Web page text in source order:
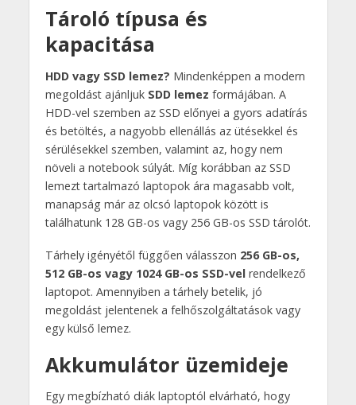
Tároló típusa és
kapacitása
HDD vagy SSD lemez? Mindenképpen a modern
megoldást ajánljuk SDD lemez formájában. A
HDD-vel szemben az SSD előnyei a gyors adatírás
és betöltés, a nagyobb ellenállás az ütésekkel és
sérülésekkel szemben, valamint az, hogy nem
növeli a notebook súlyát. Míg korábban az SSD
lemezt tartalmazó laptopok ára magasabb volt,
manapság már az olcsó laptopok között is
találhatunk 128 GB-os vagy 256 GB-os SSD tárolót.
Tárhely igényétől függően válasszon 256 GB-os,
512 GB-os vagy 1024 GB-os SSD-velrendelkező
laptopot. Amennyiben a tárhely betelik, jó
megoldást jelentenek a felhőszolgáltatások vagy
egy külső lemez.
Akkumulátor üzemideje
Egy megbízható diák laptoptól elvárható, hogy